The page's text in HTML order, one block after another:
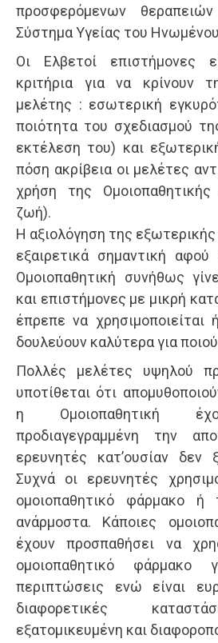
προσφερόμενων
Σύστημα Υγείας του
Οι Ελβετοί επιστήμονες
κριτήρια για να κρίνουν
μελέτης : εσωτερική
ποιότητα του σχεδιασμού
εκτέλεση του) και
πόση ακρίβεια οι μελέτες
χρήση της
ζωή).
Η αξιολόγηση της εξωτερικής
εξαιρετικά σημαντική
Ομοιοπαθητική συνήθως
και επιστήμονες με μικρή
έπρεπε να χρησιμοποιείται
δουλεύουν καλύτερα για
Πολλές μελέτες υψηλού
υποτίθεται ότι
η Ομοιοπαθητική
προδιαγεγραμμένη την
ερευνητές κατ’ουσίαν δεν
Συχνά οι ερευνητές
ομοιοπαθητικό φάρμακο ή
ανάρμοστα. Κάποιες
έχουν προσπαθήσει να
ομοιοπαθητικό φάρμακο
περιπτώσεις ενώ είναι
διαφορετικές
εξατομικευμένη και